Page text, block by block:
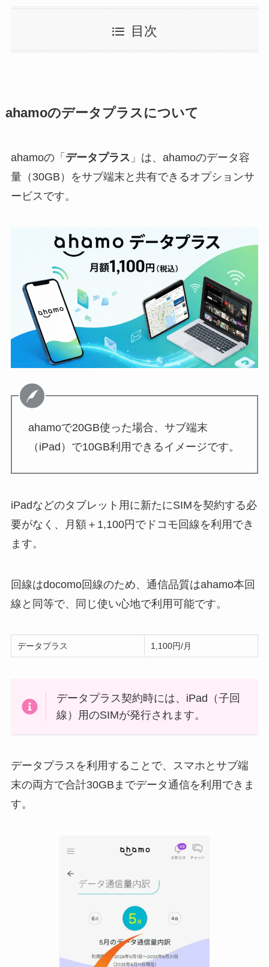
目次
ahamoのデータプラスについて
ahamoの「 データプラス 」は、ahamoのデータ容
量（30GB）をサブ端末と共有できるオプションサ
ービスです。
ahamoで20GB使った場合、サブ端末
（iPad）で10GB利用できるイメージです。
iPadなどのタブレット用に新たにSIMを契約する必
要がなく、月額＋1,100円でドコモ回線を利用でき
ます。
回線はdocomo回線のため、通信品質はahamo本回
線と同等で、同じ使い心地で利用可能です。
データプラス 1,100円/月
データプラス契約時には、iPad（子回
線）用のSIMが発行されます。
データプラスを利用することで、スマホとサブ端
末の両方で合計30GBまでデータ通信を利用できま
す。